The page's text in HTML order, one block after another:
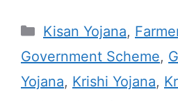
Categories
Kisan Yojana,
Government Scheme,
Yojana, Krishi Yojana,